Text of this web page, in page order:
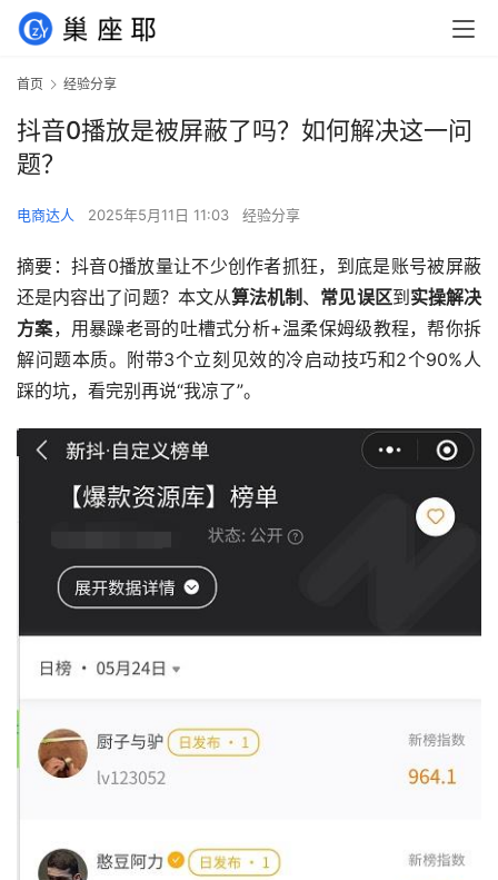
首页 经验分享
抖音0播放是被屏蔽了吗？如何解决这一问
题？
电商达人 2025年5月11日 11:03 经验分享
摘要：抖音0播放量让不少创作者抓狂，到底是账号被屏蔽
还是内容出了问题？本文从算法机制 、 常见误区到 实操解决
方案，用暴躁老哥的吐槽式分析+温柔保姆级教程，帮你拆
解问题本质。附带3个立刻见效的冷启动技巧和2个90%人
踩的坑，看完别再说“我凉了”。